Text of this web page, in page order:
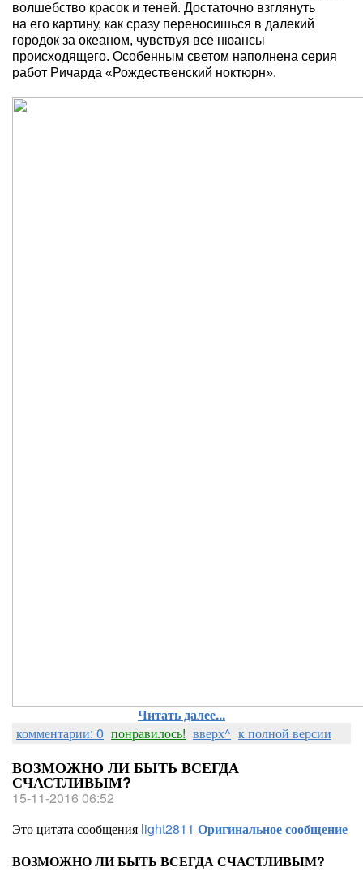
волшебство красок и теней. Достаточно взглянуть
на его картину, как сразу переносишься в далекий
городок за океаном, чувствуя все нюансы
происходящего. Особенным светом наполнена серия
работ Ричарда «Рождественский ноктюрн».
Читать далее...
комментарии: 0 понравилось! вверх^ к полной версии
ВОЗМОЖНО ЛИ БЫТЬ ВСЕГДА
СЧАСТЛИВЫМ?
15-11-2016 06:52
Это цитата сообщения light2811 Оригинальное сообщение
ВОЗМОЖНО ЛИ БЫТЬ ВСЕГДА СЧАСТЛИВЫМ?